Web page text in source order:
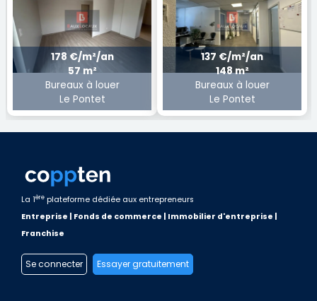
178 €/m²/an
57 m²
Bureaux à louer
Le Pontet
137 €/m²/an
148 m²
Bureaux à louer
Le Pontet
La 1ère plateforme dédiée aux entrepreneurs
Entreprise | Fonds de commerce | Immobilier d'entreprise |
Franchise
Se connecter Essayer gratuitement